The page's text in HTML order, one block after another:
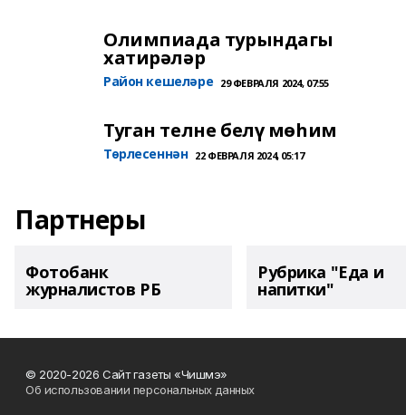
Олимпиада турындагы
хатирәләр
Район кешеләре 29 ФЕВРАЛЯ 2024, 07:55
Туган телне белү мөһим
Төрлесеннән 22 ФЕВРАЛЯ 2024, 05:17
Партнеры
Фотобанк
журналистов РБ
Рубрика "Еда и
напитки"
© 2020-2026 Сайт газеты «Чишмэ»
Об использовании персональных данных